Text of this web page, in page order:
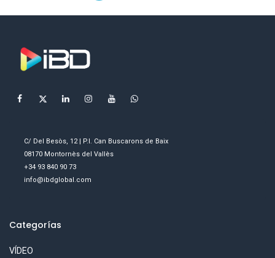
C/ Del Besòs, 12 | P.I. Can Buscarons de Baix
08170 Montornès del Vallès
+34 93 840 90 73
info@ibdglobal.com
Categorías
VÍDEO